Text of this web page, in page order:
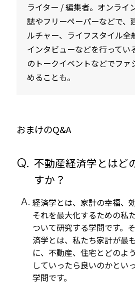
ライター / 編集者。オンライ
誌やフリーペーパーなどで、
ルチャー、ライフスタイル全
インタビューなどを行ってい
のトークイベントなどでファ
めることも。
おまけのQ&A
Q. 不動産経済学とはど
すか？
A. 経済学とは、家計の幸福、
それを最大化するための私
ついて研究する学問です。
済学とは、私たち家計が最
に、不動産、住宅とどのよ
していったら良いのかとい
学問です。